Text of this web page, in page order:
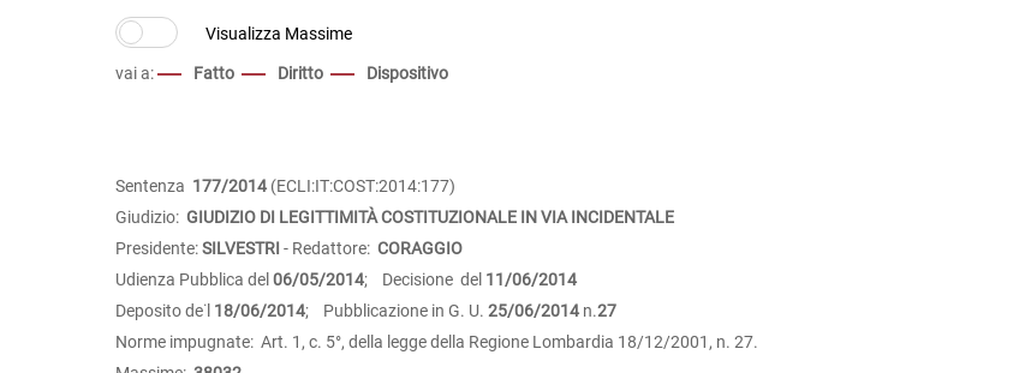
vai a: Fatto Diritto Dispositivo
Sentenza 177/2014 (ECLI:IT:COST:2014:177)
Giudizio: GIUDIZIO DI LEGITTIMITÀ COSTITUZIONALE IN VIA INCIDENTALE
Presidente:SILVESTRI - Redattore: CORAGGIO
Udienza Pubblica del 06/05/2014; Decisione del 11/06/2014
Deposito de˙l 18/06/2014; Pubblicazione in G. U. 25/06/2014 n.27
Norme impugnate: Art. 1, c. 5°, della legge della Regione Lombardia 18/12/2001, n. 27.